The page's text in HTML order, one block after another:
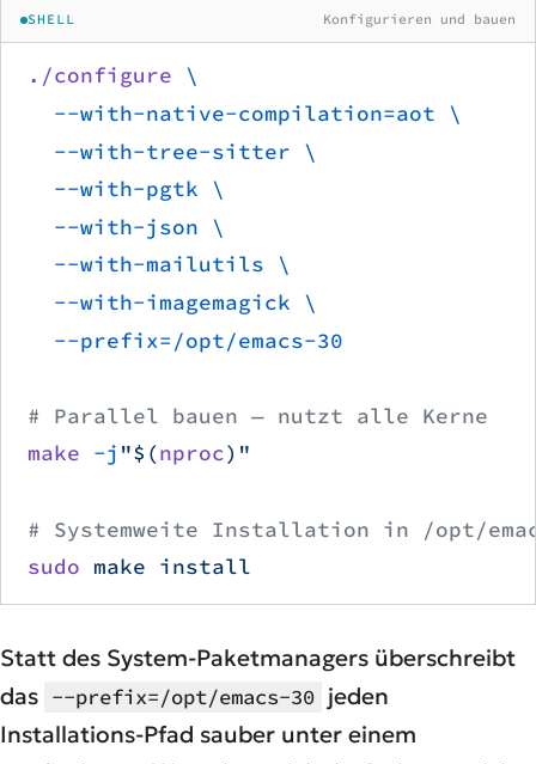
SHELL Konfigurieren und bauen
./configure \
  --with-native-compilation=aot
\
  --with-tree-sitter
\
  --with-pgtk
\
  --with-json
\
  --with-mailutils
\
  --with-imagemagick
\
  --prefix=/opt/emacs-30
# Parallel bauen — nutzt alle Kerne
make -j "$(nproc)"
# Systemweite Installation in /opt/
sudo make install
Statt des System-Paketmanagers überschreibt
das --prefix=/opt/emacs-30 jeden
Installations-Pfad sauber unter einem